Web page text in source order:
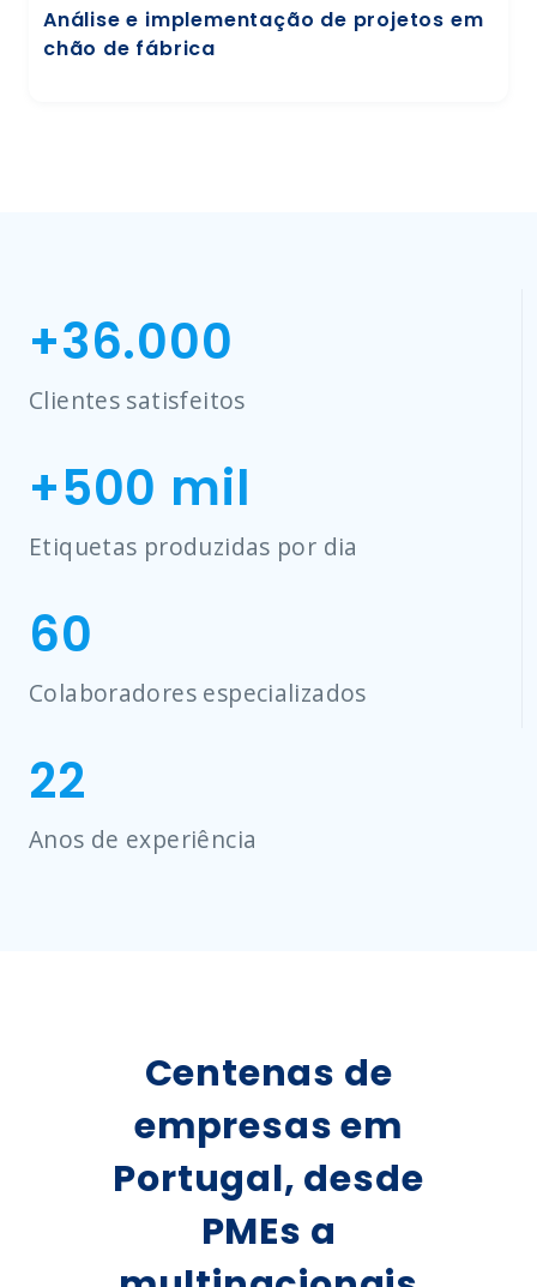
Análise e implementação de projetos em
chão de fábrica
+36.000
Clientes satisfeitos
+500 mil
Etiquetas produzidas por dia
60
Colaboradores especializados
22
Anos de experiência
Centenas de
empresas em
Portugal, desde
PMEs a